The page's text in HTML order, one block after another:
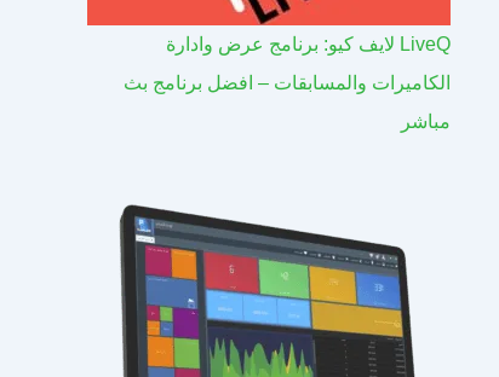
LiveQ لايف كيو: برنامج عرض وادارة
الكاميرات والمسابقات – افضل برنامج بث
مباشر